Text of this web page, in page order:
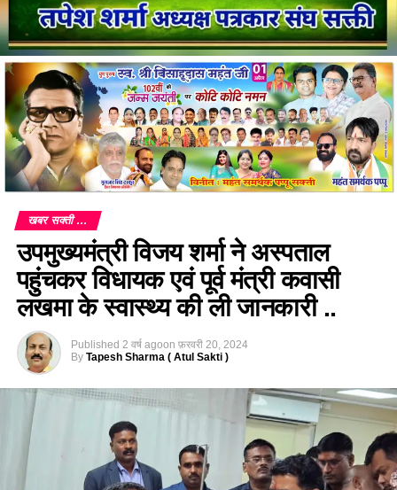
खबर सक्ती ...
उपमुख्यमंत्री विजय शर्मा ने अस्पताल
पहुंचकर विधायक एवं पूर्व मंत्री कवासी
लखमा के स्वास्थ्य की ली जानकारी ..
Published 2 वर्ष agoon फ़रवरी 20, 2024
By Tapesh Sharma ( Atul Sakti )